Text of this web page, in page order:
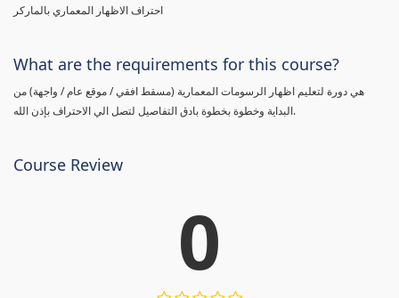
احتراف الاظهار المعماري بالماركر
What are the requirements for this course?
هي دورة لتعليم اظهار الرسومات المعمارية (مسقط افقي / موقع عام / واجهة) من
البداية وخطوة بخطوة بادق التفاصيل لتصل الي الاحتراف بإذن الله.
Course Review
0